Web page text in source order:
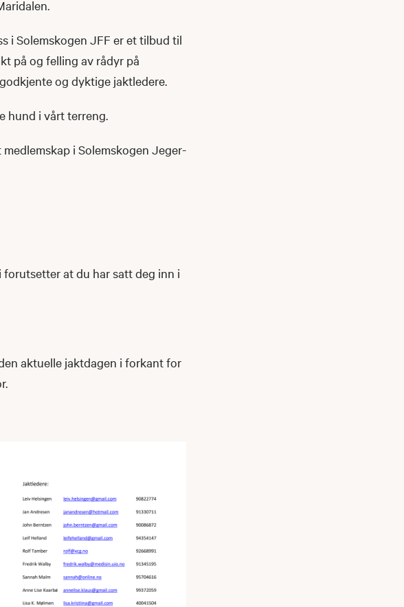
i Solemskogen JFF er et tilbud til
på og felling av rådyr på
og dyktige jaktledere.
hund i vårt terreng.
i Solemskogen Jeger-
forutsetter at du har satt deg inn i
aktuelle jaktdagen i forkant for